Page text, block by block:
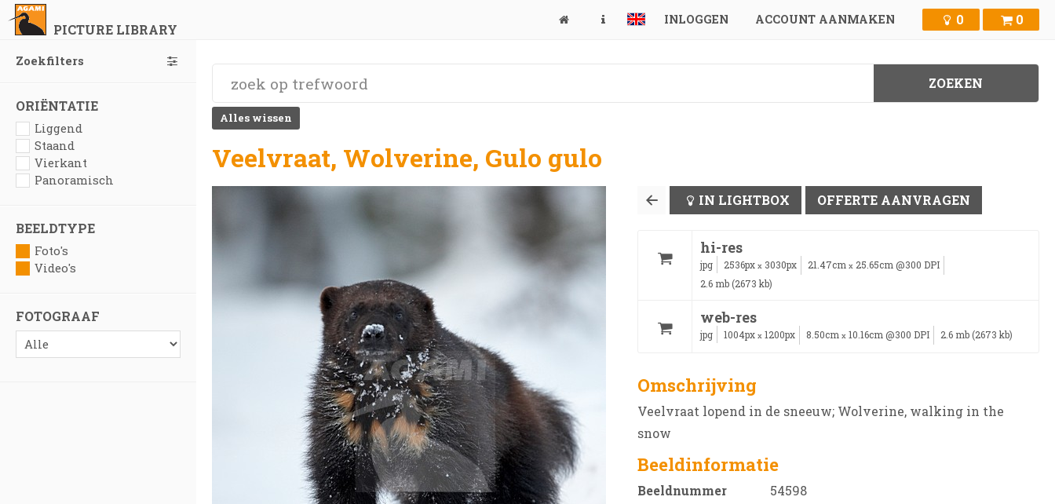
PICTURE LIBRARY
INLOGGEN ACCOUNT AANMAKEN 0 0
Zoekfilters
ORIËNTATIE
Liggend
Staand
Vierkant
Panoramisch
BEELDTYPE
Foto's
Video's
FOTOGRAAF
Alles wissen
Veelvraat, Wolverine, Gulo gulo
IN LIGHTBOX OFFERTE AANVRAGEN
hi-res
jpg 2536px x 3030px 21.47cm x 25.65cm @300 DPI
2.6 mb (2673 kb)
web-res
jpg 1004px x 1200px 8.50cm x 10.16cm @300 DPI 2.6 mb (2673 kb)
Omschrijving
Veelvraat lopend in de sneeuw; Wolverine, walking in the
snow
Beeldinformatie
Beeldnummer
54598